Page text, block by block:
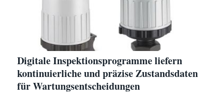
Digitale Inspektionsprogramme liefern
kontinuierliche und präzise Zustandsdaten
für Wartungsentscheidungen